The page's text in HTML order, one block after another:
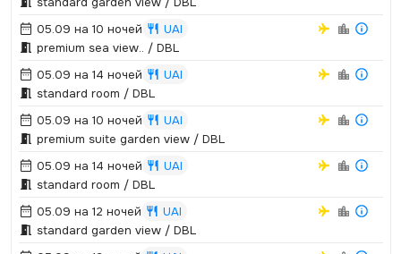
05.09 на 10 ночей
UAI
premium sea view.­.­ / DBL
05.09 на 14 ночей
UAI
standard room / DBL
05.09 на 10 ночей
UAI
premium suite garden view / DBL
05.09 на 14 ночей
UAI
standard room / DBL
05.09 на 12 ночей
UAI
standard garden view / DBL